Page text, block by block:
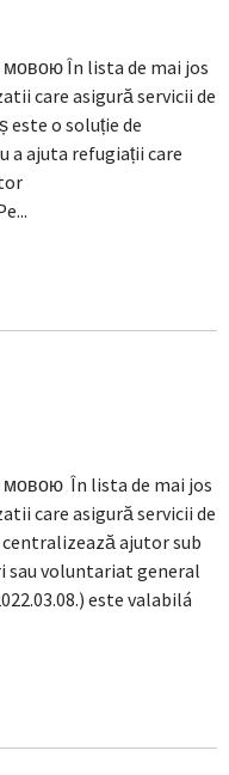
мовою În lista de mai jos
care asigură servicii de
este o soluție de
a ajuta refugiații care
мовою În lista de mai jos
care asigură servicii de
ajutor sub
sau voluntariat general
este valabilá